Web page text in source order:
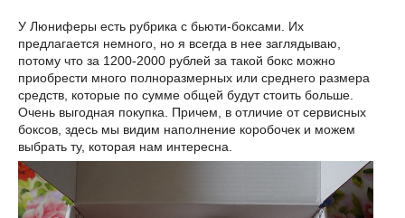
У Люниферы есть рубрика с бьюти-боксами. Их
предлагается немного, но я всегда в нее заглядываю,
потому что за 1200-2000 рублей за такой бокс можно
приобрести много полноразмерных или среднего размера
средств, которые по сумме общей будут стоить больше.
Очень выгодная покупка. Причем, в отличие от сервисных
боксов, здесь мы видим наполнение коробочек и можем
выбрать ту, которая нам интересна.